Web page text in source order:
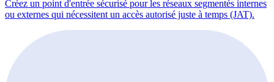
Créez un point d'entrée sécurisé pour les réseaux segmentés internes
ou externes qui nécessitent un accès autorisé juste à temps (JAT).